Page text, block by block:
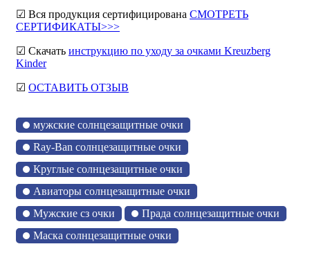
☑ Вся продукция сертифицирована СМОТРЕТЬ
СЕРТИФИКАТЫ>>>
☑ Скачать инструкцию по уходу за очками Kreuzberg
Kinder
☑ ОСТАВИТЬ ОТЗЫВ
мужские солнцезащитные очки
Ray-Ban солнцезащитные очки
Круглые солнцезащитные очки
Авиаторы солнцезащитные очки
Мужские сз очки
Прада солнцезащитные очки
Маска солнцезащитные очки